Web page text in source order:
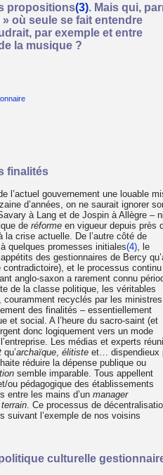
propositions(3). Mais qui,
où seule se fait entendre
par exemple et entre
la musique ?
finalités
l’actuel gouvernement une louable
d’années, on ne saurait ignorer
à Lang et de Jospin à Allègre –
de réforme en vigueur depuis près
crise actuelle. De l’autre côté de
quelques promesses initiales(4), le
des gestionnaires de Bercy
et le processus
anglo-saxon a rarement connu
de la classe politique, les véritables
couramment recyclés par les ministres
des finalités – essentiellement
et social. A l’heure du sacro-saint (et
donc logiquement vers un mode
Les médias et experts
qu’archaïque, élitiste et… dispendieux
réduire la dépense publique ou
semble imparable. Tous appellent
ou pédagogique des établissements
entre les mains d’un manager
terrain. Ce processus de
suivant l’exemple de nos voisins
culturelle